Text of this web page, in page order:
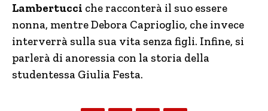
Lambertucci che racconterà il suo essere
nonna, mentre Debora Caprioglio, che invece
interverrà sulla sua vita senza figli. Infine, si
parlerà di anoressia con la storia della
studentessa Giulia Festa.